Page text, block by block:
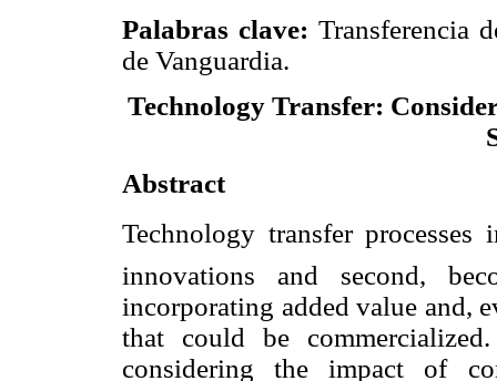
Palabras clave: Transferencia
de Vanguardia.
Technology Transfer:
Abstract
Technology transfer processes
innovations and second,
incorporating added value and,
that could be
considering the impact of